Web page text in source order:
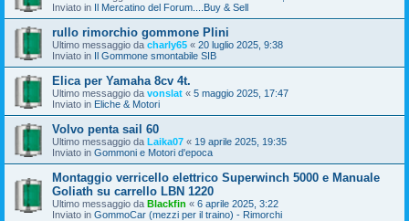
Inviato in Il Mercatino del Forum....Buy & Sell
rullo rimorchio gommone Plini
Ultimo messaggio da charly65 « 20 luglio 2025, 9:38
Inviato in Il Gommone smontabile SIB
Elica per Yamaha 8cv 4t.
Ultimo messaggio da vonslat « 5 maggio 2025, 17:47
Inviato in Eliche & Motori
Volvo penta sail 60
Ultimo messaggio da Laika07 « 19 aprile 2025, 19:35
Inviato in Gommoni e Motori d'epoca
Montaggio verricello elettrico Superwinch 5000 e Manuale
Goliath su carrello LBN 1220
Ultimo messaggio da Blackfin « 6 aprile 2025, 3:22
Inviato in GommoCar (mezzi per il traino) - Rimorchi